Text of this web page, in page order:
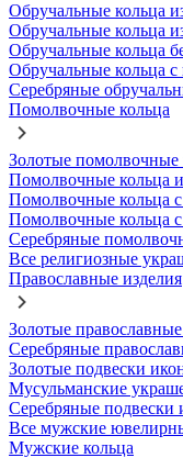
Обручальные кольца
Обручальные кольца
Обручальные кольца
Обручальные кольца
Серебряные
Помолвочные кольца
Золотые помолвочные
Помолвочные кольца
Помолвочные кольца
Помолвочные кольца
Серебряные
Все религиозные
Православные изделия
Золотые
Серебряные
Золотые подвески
Мусульманские
Серебряные подвески
Все мужские
Мужские кольца